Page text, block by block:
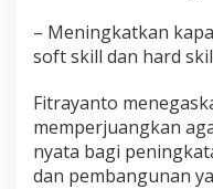
– Meningkatkan
soft skill dan hard
Fitrayanto
memperjuangkan
nyata bagi
dan pembangunan